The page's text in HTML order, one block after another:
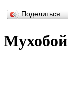
Поделиться…